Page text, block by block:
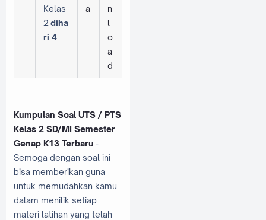
Kelas
2 diha
ri 4
a
n
l
o
a
d
Kumpulan Soal UTS / PTS
Kelas 2 SD/MI Semester
Genap K13 Terbaru -
Semoga dengan soal ini
bisa memberikan guna
untuk memudahkan kamu
dalam menilik setiap
materi latihan yang telah